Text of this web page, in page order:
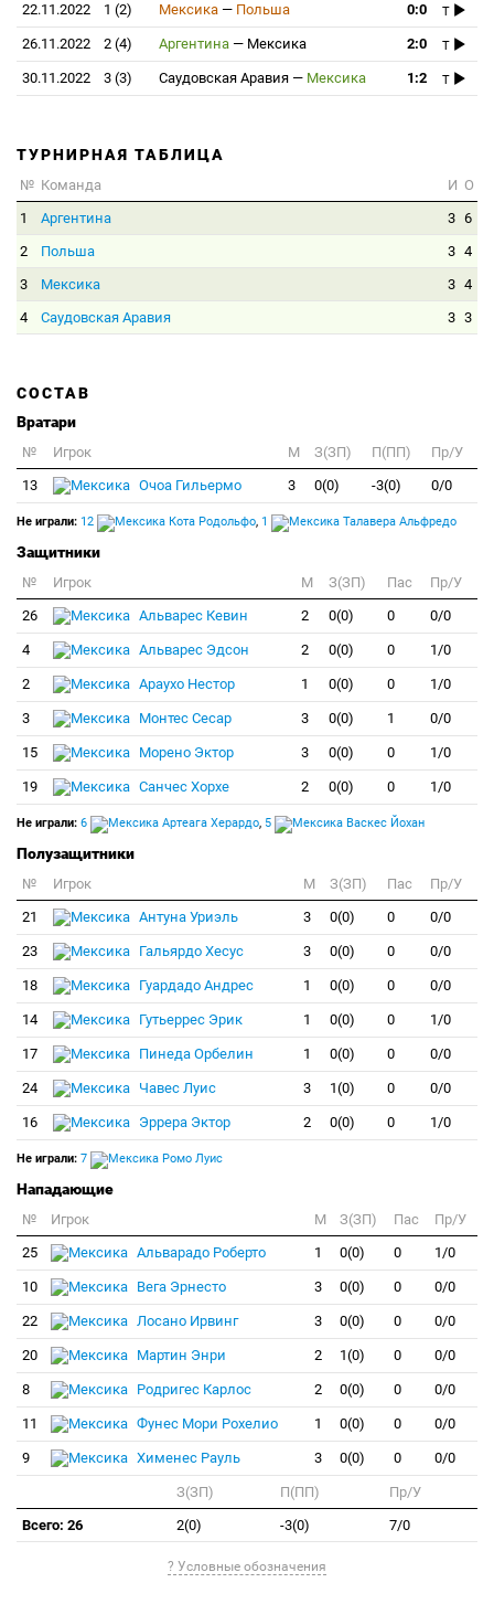
22.11.2022
1 (2) Мексика — Польша 0:0 T
26.11.2022 2 (4) Аргентина — Мексика 2:0 T
30.11.2022 3 (3) Саудовская Аравия — Мексика 1:2 T
ТУРНИРНАЯ ТАБЛИЦА
№ Команда И О
1
Аргентина 3 6
2
Польша 3 4
3
Мексика 3 4
4
Саудовская Аравия 3 3
СОСТАВ
Вратари
№ Игрок M З(ЗП) П(ПП)
Пр/У
13
Очоа Гильермо 3 0(0) -3(0) 0/0
Не играли: 12 Кота Родольфо, 1 Талавера Альфредо
Защитники
№ Игрок M З(ЗП) Пас
Пр/У
26
Альварес Кевин 2 0(0) 0 0/0
4 Альварес Эдсон 2 0(0) 0 1/0
2 Араухо Нестор 1 0(0) 0 1/0
3 Монтес Сесар 3 0(0) 1 0/0
15 Морено Эктор 3 0(0) 0 1/0
19 Санчес Хорхе 2 0(0) 0 1/0
Не играли: 6 Артеага Херардо, 5 Васкес Йохан
Полузащитники
№ Игрок M З(ЗП) Пас
Пр/У
21
Антуна Уриэль 3 0(0) 0 0/0
23 Гальярдо Хесус 3 0(0) 0 0/0
18 Гуардадо Андрес 1 0(0) 0 0/0
14 Гутьеррес Эрик 1 0(0) 0 1/0
17 Пинеда Орбелин 1 0(0) 0 0/0
24 Чавес Луис 3 1(0) 0 0/0
16 Эррера Эктор 2 0(0) 0 1/0
Не играли: 7 Ромо Луис
Нападающие
№ Игрок M З(ЗП) Пас
Пр/У
25
Альварадо Роберто 1 0(0) 0 1/0
10 Вега Эрнесто 3 0(0) 0 0/0
22 Лосано Ирвинг 3 0(0) 0 0/0
20 Мартин Энри 2 1(0) 0 0/0
8 Родригес Карлос 2 0(0) 0 0/0
11 Фунес Мори Рохелио 1 0(0) 0 0/0
9 Хименес Рауль 3 0(0) 0 0/0
З(ЗП) П(ПП)
Пр/У
Всего: 26
2(0) -3(0) 7/0
? Условные обозначения